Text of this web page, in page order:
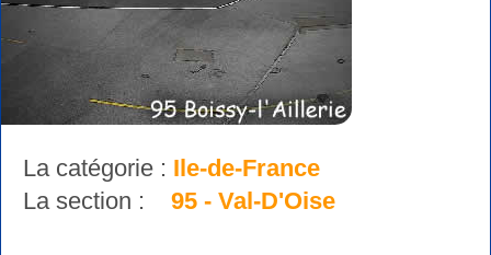
La catégorie : Ile-de-France
La section : 95 - Val-D'Oise